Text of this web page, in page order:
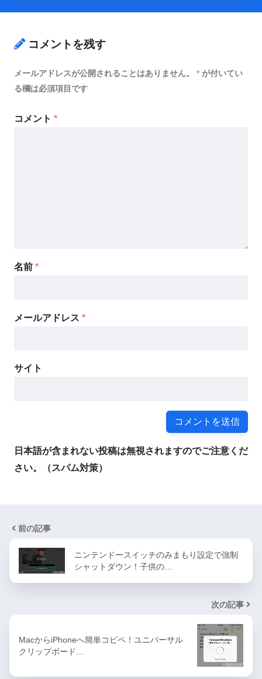
コメントを残す
メールアドレスが公開されることはありません。 * が付いてい
る欄は必須項目です
コメント *
名前 *
メールアドレス *
サイト
日本語が含まれない投稿は無視されますのでご注意くだ
さい。（スパム対策）
前の記事
ニンテンドースイッチのみまもり設定で強制
シャットダウン！子供の…
次の記事
MacからiPhoneへ簡単コピペ！ユニバーサル
クリップボード…